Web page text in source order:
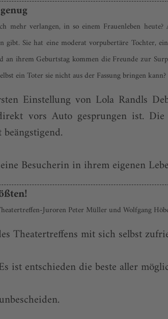
mehr verlangen, in so einem Frauenleben
gibt. Sie hat eine moderat vorpubertäre Tochter,
an ihrem Geburtstag kommen die Freunde zur
ein Toter sie nicht aus der Fassung bringen kann?
Einstellung von Lola Randls
vors Auto gesprungen ist.
Besucherin in ihrem eigenen
Juroren Peter Müller und Wolfgang
Theatertreffens mit sich selbst
ist entschieden die beste aller